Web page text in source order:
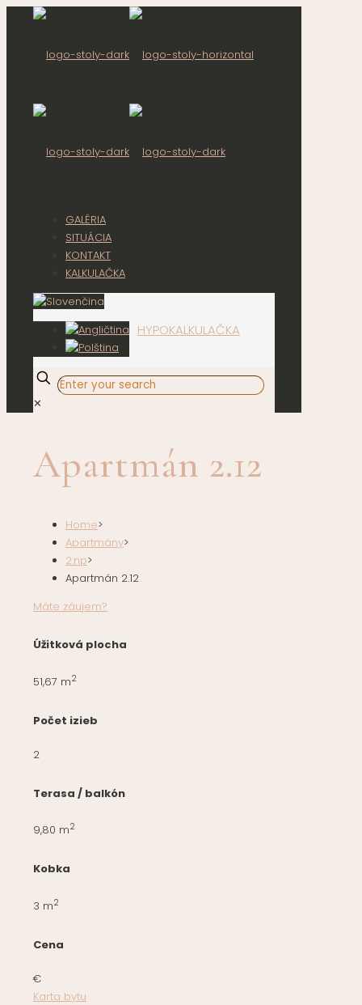
GALÉRIA
SITUÁCIA
KONTAKT
KALKULAČKA
HYPOKALKULAČKA
✕
Apartmán 2.12
Home>
Apartmány>
2.np>
Apartmán 2.12
Máte záujem?
Úžitková plocha
51,67 m2
Počet izieb
2
Terasa / balkón
9,80 m2
Kobka
3 m2
Cena
€
Karta bytu